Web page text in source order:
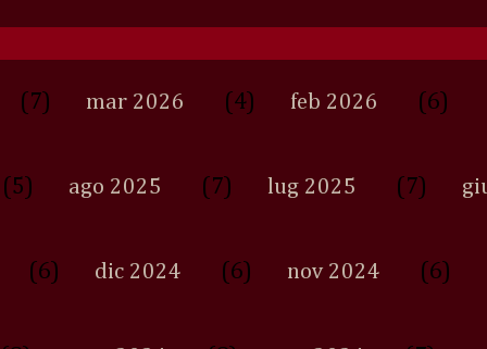
(7) mar 2026 (4) feb 2026 (6)
(5) ago 2025 (7) lug 2025 (7)
(6) dic 2024 (6) nov 2024 (6)